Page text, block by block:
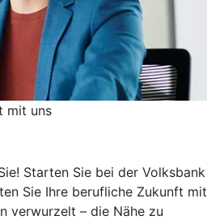
mit uns
Starten Sie bei der Volksbank
Sie Ihre berufliche Zukunft mit
verwurzelt – die Nähe zu